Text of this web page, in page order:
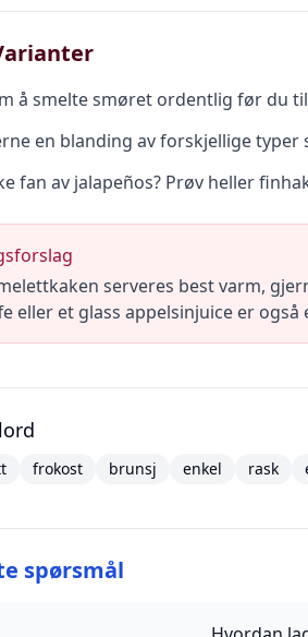
å smelte smøret ordentlig før du
en blanding av forskjellige
fan av jalapeños? Prøv heller
serveres best varm,
eller et glass appelsinjuice er
frokost brunsj enkel rask
spørsmål